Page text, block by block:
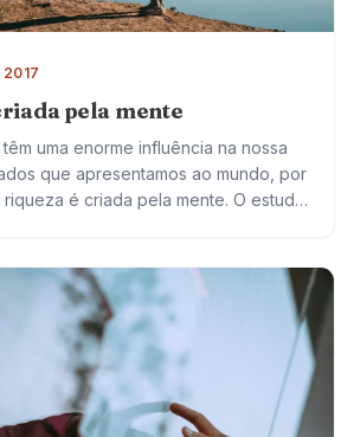
2017
pela mente
uma enorme influência na nossa
que apresentamos ao mundo, por
é criada pela mente. O estudo